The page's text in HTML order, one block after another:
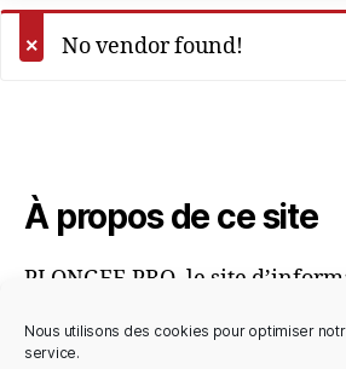
Nous utilisons des cookies pour optimiser
service.
No vendor found!
À propos de ce site
PLONGEE.PRO, le site
professionnels, entreprises et